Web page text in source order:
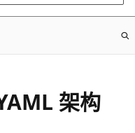
架构